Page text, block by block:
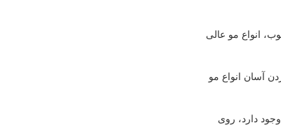
انواع مو عالی
آسان انواع مو
دارد، روی